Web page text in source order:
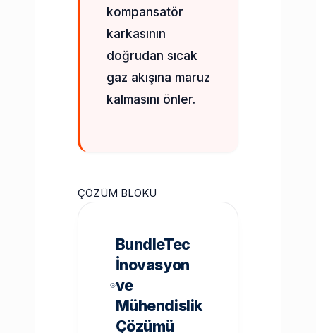
kompansatör
karkasının
doğrudan sıcak
gaz akışına maruz
kalmasını önler.
ÇÖZÜM BLOKU
BundleTec
İnovasyon
ve
Mühendislik
Çözümü